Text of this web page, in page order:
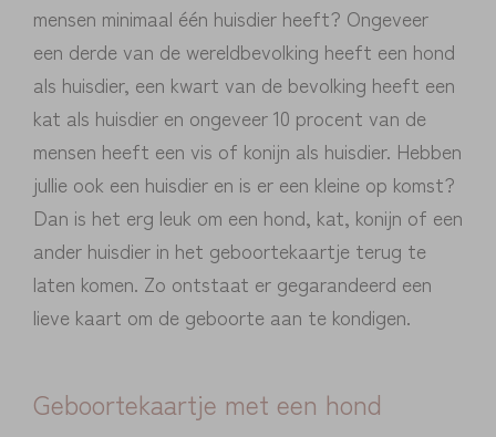
mensen minimaal één huisdier heeft? Ongeveer
een derde van de wereldbevolking heeft een hond
als huisdier, een kwart van de bevolking heeft een
kat als huisdier en ongeveer 10 procent van de
mensen heeft een vis of konijn als huisdier. Hebben
jullie ook een huisdier en is er een kleine op komst?
Dan is het erg leuk om een hond, kat, konijn of een
ander huisdier in het geboortekaartje terug te
laten komen. Zo ontstaat er gegarandeerd een
lieve kaart om de geboorte aan te kondigen.
Geboortekaartje met een hond